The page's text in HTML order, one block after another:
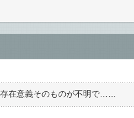
在意義そのものが不明で……